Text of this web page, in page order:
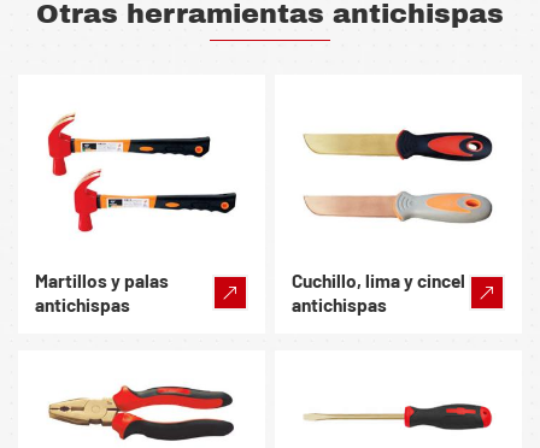
Otras herramientas antichispas
Martillos y palas
antichispas
Cuchillo, lima y cincel
antichispas